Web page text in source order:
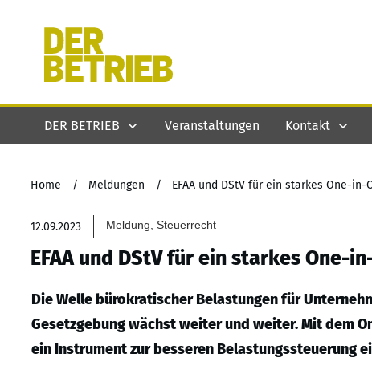
DER BETRIEB Veranstaltungen Kontakt
Home / Meldungen / EFAA und DStV für ein starkes One-
12.09.2023 Meldung, Steuerrecht
EFAA und DStV für ein starkes One-
Die Welle bürokratischer Belastungen für
Gesetzgebung wächst weiter und weiter. Mit dem
ein Instrument zur besseren Belastungssteuerung